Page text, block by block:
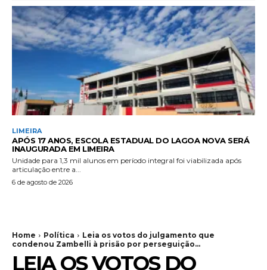
LIMEIRA
APÓS 17 ANOS, ESCOLA ESTADUAL DO LAGOA NOVA SERÁ
INAUGURADA EM LIMEIRA
Unidade para 1,3 mil alunos em período integral foi viabilizada após
articulação entre a...
6 de agosto de 2026